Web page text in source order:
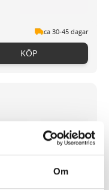
Om
ca 30-45 dagar
KÖP